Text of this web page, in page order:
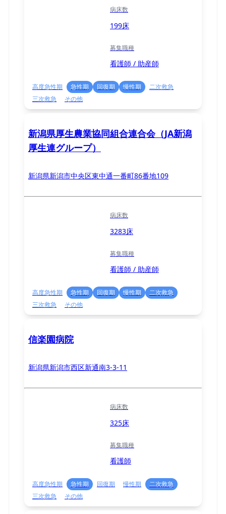
病床数
199床
募集職種
看護師 / 助産師
高度急性期 急性期 回復期 慢性期
二次救急
三次救急
その他
新潟県厚生農業協同組合連合会（JA新潟
厚生連グループ）
新潟県新潟市中央区東中通一番町86番地109
病床数
3283床
募集職種
看護師 / 助産師
高度急性期 急性期 回復期 慢性期
二次救急
三次救急
その他
信楽園病院
新潟県新潟市西区新通南3-3-11
病床数
325床
募集職種
看護師
高度急性期 急性期 回復期 慢性期
二次救急
三次救急
その他